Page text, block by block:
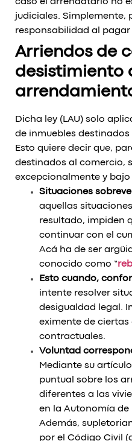
caso el arrendatario no
judiciales. Simplemente,
responsabilidad al
Arriendos de
desistimiento
Dicha ley (LAU) solo
de inmuebles
Esto quiere decir que,
destinados al comercio,
excepcionalmente y bajo
Situaciones
aquellas
resultado, impiden
continuar con el
Acá ha de ser
conocido como “
Esto cuando,
intente resolver
desigualdad legal.
eximente de
contractuales.
Voluntad
Mediante su
puntual sobre los
diferentes a las
en la Autonomía de
Además,
por el Código Civil